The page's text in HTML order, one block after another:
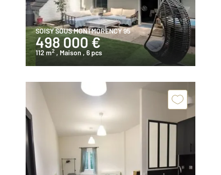
SOISY SOUS MONTMORENCY 95
498 000 €
112 m2 , Maison , 6 pcs